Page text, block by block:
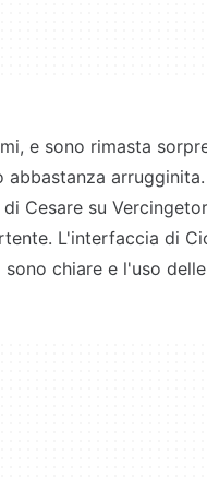
e sono rimasta
Cesare su
L'interfaccia di
chiare e l'uso